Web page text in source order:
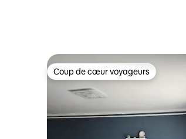
Coup de cœur voyageurs
Coup de cœur voyageurs